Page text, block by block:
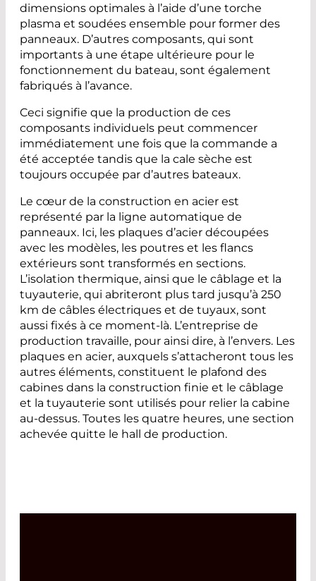
dimensions optimales à l’aide d’une torche
plasma et soudées ensemble pour former des
panneaux. D’autres composants, qui sont
importants à une étape ultérieure pour le
fonctionnement du bateau, sont également
fabriqués à l’avance.
Ceci signifie que la production de ces
composants individuels peut commencer
immédiatement une fois que la commande a
été acceptée tandis que la cale sèche est
toujours occupée par d’autres bateaux.
Le cœur de la construction en acier est
représenté par la ligne automatique de
panneaux. Ici, les plaques d’acier découpées
avec les modèles, les poutres et les flancs
extérieurs sont transformés en sections.
L’isolation thermique, ainsi que le câblage et la
tuyauterie, qui abriteront plus tard jusqu’à 250
km de câbles électriques et de tuyaux, sont
aussi fixés à ce moment-là. L’entreprise de
production travaille, pour ainsi dire, à l’envers. Les
plaques en acier, auxquels s’attacheront tous les
autres éléments, constituent le plafond des
cabines dans la construction finie et le câblage
et la tuyauterie sont utilisés pour relier la cabine
au-dessus. Toutes les quatre heures, une section
achevée quitte le hall de production.